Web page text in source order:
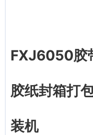
FXJ6050胶
胶纸封箱打
装机